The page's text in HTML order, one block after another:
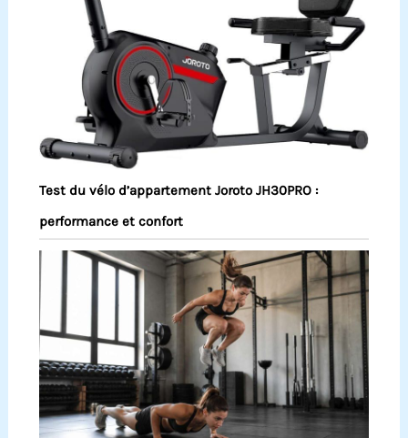
Test du vélo d’appartement Joroto JH30PRO :
performance et confort